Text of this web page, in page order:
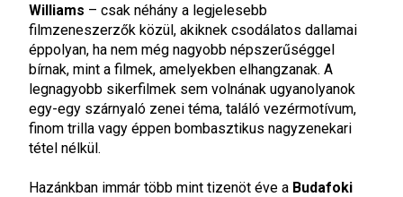
Williams – csak néhány a legjelesebb
filmzeneszerzők közül, akiknek csodálatos dallamai
éppolyan, ha nem még nagyobb népszerűséggel
bírnak, mint a filmek, amelyekben elhangzanak. A
legnagyobb sikerfilmek sem volnának ugyanolyanok
egy-egy szárnyaló zenei téma, találó vezérmotívum,
finom trilla vagy éppen bombasztikus nagyzenekari
tétel nélkül.
Hazánkban immár több mint tizenöt éve a Budafoki